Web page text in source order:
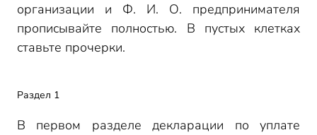
организации и Ф. И. О. предпринимателя
прописывайте полностью. В пустых клетках
ставьте прочерки.
Раздел 1
В первом разделе декларации по уплате